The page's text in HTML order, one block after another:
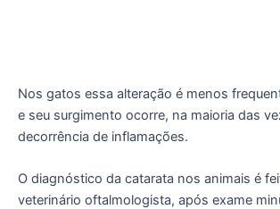
Nos gatos essa alteração é menos
e seu surgimento ocorre, na maioria das
decorrência de inflamações.
O diagnóstico da catarata nos animais é
veterinário oftalmologista, após exame